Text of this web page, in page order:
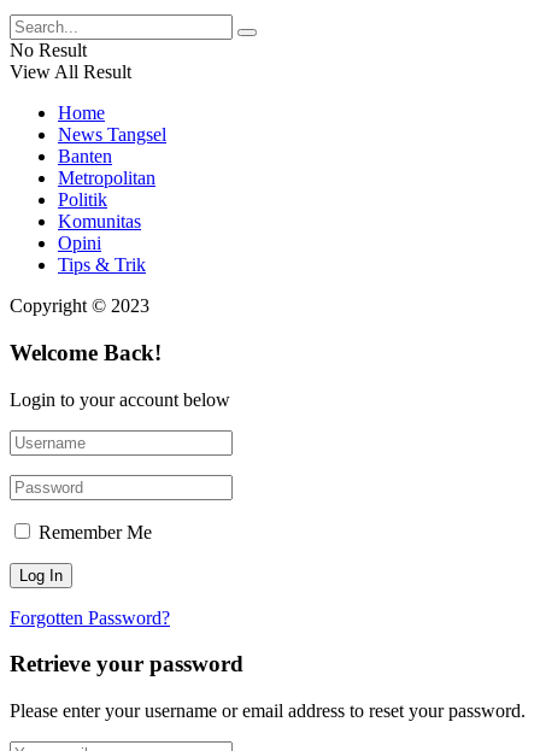
No Result
View All Result
Home
News Tangsel
Banten
Metropolitan
Politik
Komunitas
Opini
Tips & Trik
Copyright © 2023
Welcome Back!
Login to your account below
Remember Me
Forgotten Password?
Retrieve your password
Please enter your username or email address to reset your password.